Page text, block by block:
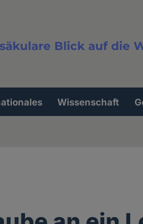
Blick auf die
Wissenschaft